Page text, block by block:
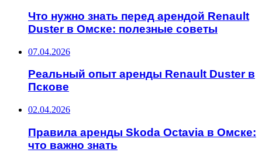
Что нужно знать перед арендой Renault
Duster в Омске: полезные советы
07.04.2026
Реальный опыт аренды Renault Duster в
Пскове
02.04.2026
Правила аренды Skoda Octavia в Омске:
что важно знать